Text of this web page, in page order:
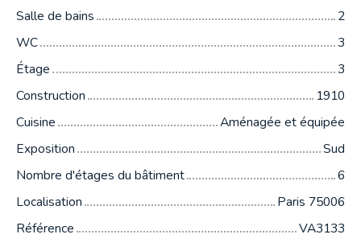
Salle de bains
2
WC
3
Étage
3
Construction
1910
Cuisine
Aménagée et équipée
Exposition
Sud
Nombre d'étages du bâtiment
6
Localisation
Paris 75006
Référence
VA3133